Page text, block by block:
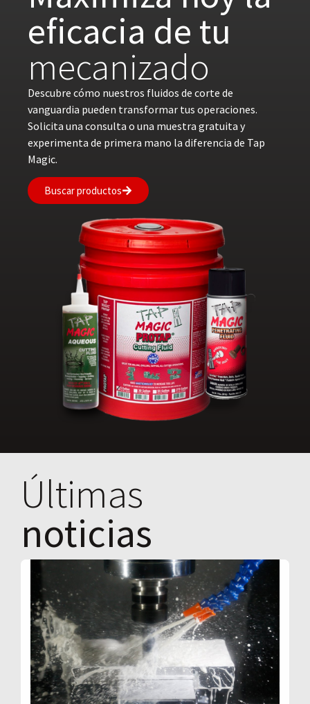
eficacia de tu
mecanizado
Descubre cómo nuestros fluidos de corte de
vanguardia pueden transformar tus operaciones.
Solicita una consulta o una muestra gratuita y
experimenta de primera mano la diferencia de Tap
Magic.
Buscar productos
Últimas
noticias